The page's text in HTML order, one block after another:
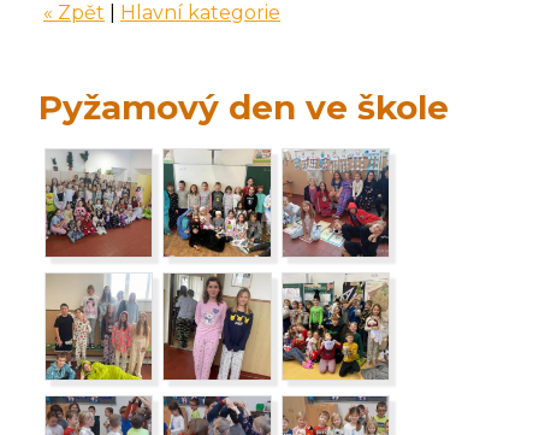
« Zpět Hlavní kategorie
Pyžamový den ve škole